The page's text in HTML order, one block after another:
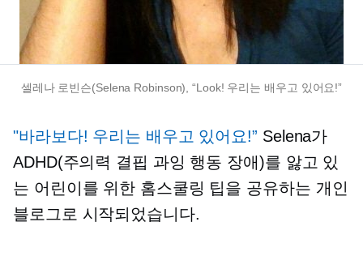
셀레나 로빈슨(Selena Robinson), “Look! 우리는 배우고 있어요!”
"바라보다! 우리는 배우고 있어요!” Selena가
ADHD(주의력 결핍 과잉 행동 장애)를 앓고 있
는 어린이를 위한 홈스쿨링 팁을 공유하는 개인
블로그로 시작되었습니다.